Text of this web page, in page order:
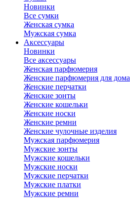
Новинки
Все сумки
Женская сумка
Мужская сумка
Аксессуары
Новинки
Все аксессуары
Женская парфюмерия
Женские парфюмерия для дома
Женские перчатки
Женские зонты
Женские кошельки
Женские носки
Женские ремни
Женские чулочные изделия
Мужская парфюмерия
Мужские зонты
Мужские кошельки
Мужские носки
Мужские перчатки
Мужские платки
Мужские ремни